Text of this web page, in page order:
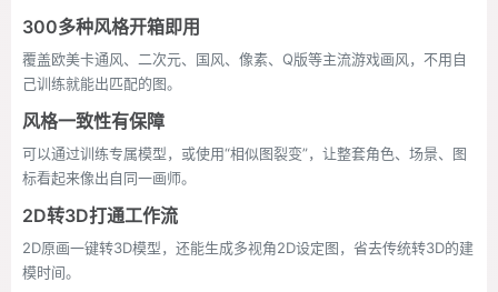
300多种风格开箱即用
覆盖欧美卡通风、二次元、国风、像素、Q版等主流游戏画风，不用自
己训练就能出匹配的图。
风格一致性有保障
可以通过训练专属模型，或使用“相似图裂变”，让整套角色、场景、图
标看起来像出自同一画师。
2D转3D打通工作流
2D原画一键转3D模型，还能生成多视角2D设定图，省去传统转3D的建
模时间。